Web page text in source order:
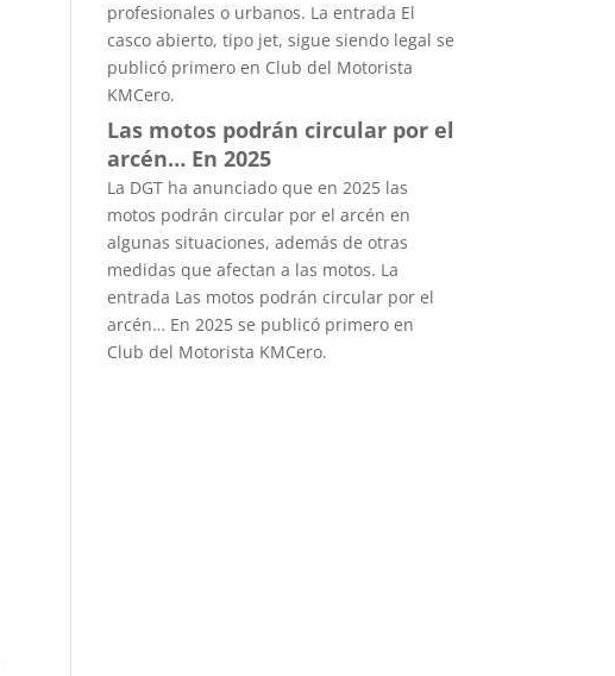
profesionales o urbanos. La entrada El
casco abierto, tipo jet, sigue siendo legal se
publicó primero en Club del Motorista
KMCero.
Las motos podrán circular por el
arcén… En 2025
La DGT ha anunciado que en 2025 las
motos podrán circular por el arcén en
algunas situaciones, además de otras
medidas que afectan a las motos. La
entrada Las motos podrán circular por el
arcén… En 2025 se publicó primero en
Club del Motorista KMCero.